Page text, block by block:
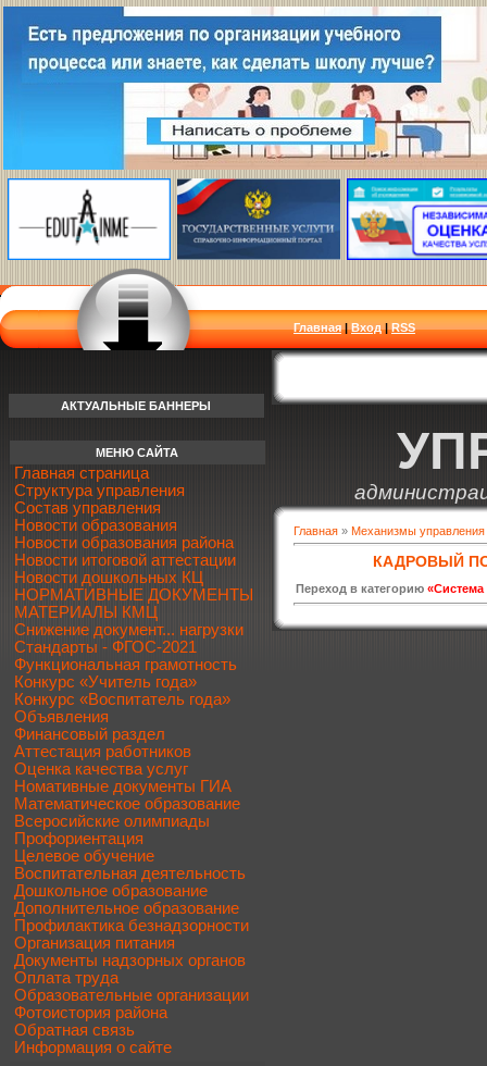
Главная |Вход|RSS
АКТУАЛЬНЫЕ БАННЕРЫ
Главная » Механизмы управления
КАДРОВЫЙ
Переход в категорию
МЕНЮ САЙТА
Главная страница
Структура управления
Состав управления
Новости образования
Новости образования района
Новости итоговой аттестации
Новости дошкольных КЦ
НОРМАТИВНЫЕ ДОКУМЕНТЫ
МАТЕРИАЛЫ КМЦ
Снижение документ... нагрузки
Стандарты - ФГОС-2021
Функциональная грамотность
Конкурс «Учитель года»
Конкурс «Воспитатель года»
Объявления
Финансовый раздел
Аттестация работников
Оценка качества услуг
Номативные документы ГИА
Математическое образование
Всеросийские олимпиады
Профориентация
Целевое обучение
Воспитательная деятельность
Дошкольное образование
Дополнительное образование
Профилактика безнадзорности
Организация питания
Документы надзорных органов
Оплата труда
Образовательные организации
Фотоистория района
Обратная связь
Информация о сайте